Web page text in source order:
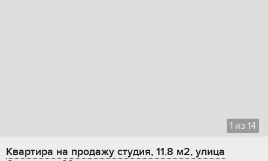
1 из 14
Квартира на продажу студия, 11.8 м2, улица